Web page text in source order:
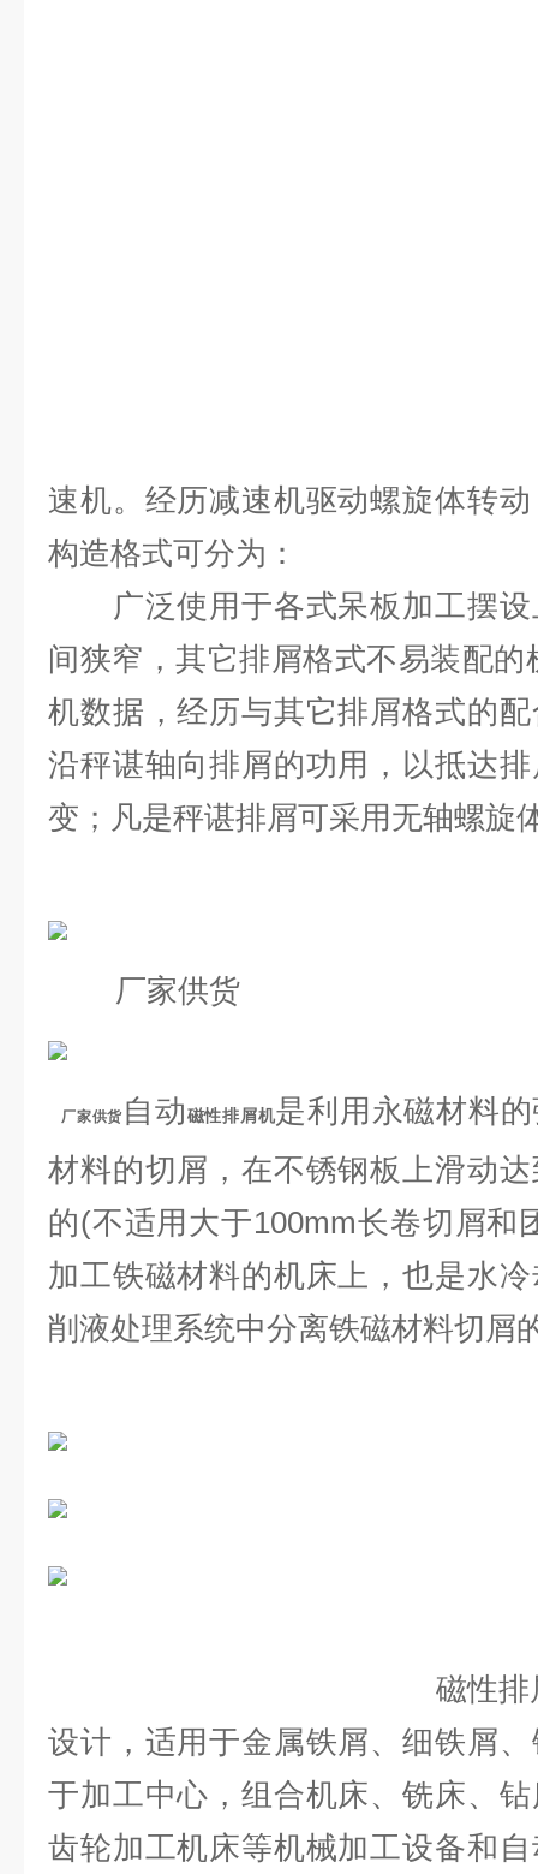
速机。经历减速机驱动螺旋体转
构造格式可分为：
广泛使用于各式呆板加工摆设
间狭窄，其它排屑格式不易装配
机数据，经历与其它排屑格式的
沿秤谌轴向排屑的功用，以抵达
变；凡是秤谌排屑可采用无轴螺旋
厂家供货
厂家供货 自动磁性排屑机是利用永磁材料
材料的切屑，在不锈钢板上滑动
的(不适用大于100mm长卷切屑和
加工铁磁材料的机床上，也是水
削液处理系统中分离铁磁材料切屑
磁性排屑机适 用
设计，适用于金属铁屑、细铁屑
于加工中心，组合机床、铣床、
齿轮加工机床等机械加工设备和